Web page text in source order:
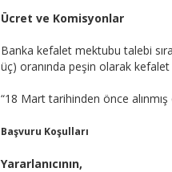
Ücret ve Komisyonlar
Banka kefalet mektubu talebi
üç) oranında peşin olarak
“18 Mart tarihinden önce
Başvuru Koşulları
Yararlanıcının,